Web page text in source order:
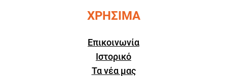
ΧΡΗΣΙΜΑ
Επικοινωνία
Ιστορικό
Τα νέα μας